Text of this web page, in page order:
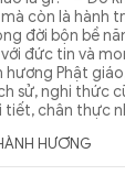
còn là hành
đời bộn bề
đức tin và
Phật
sử, nghi thức
tiết, chân thực
HƯƠNG